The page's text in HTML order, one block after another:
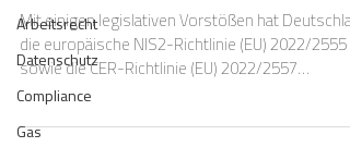
Arbeitsrecht
Datenschutz
Compliance
Gas
Mit einigen legislativen Vorstößen hat
die europäische NIS2-Richtlinie (EU) 2022/2555
sowie die CER-Richtlinie (EU) 2022/2557
umgesetzt und damit den regulatorischen
kritischer Anlagen grundlegend neu gestaltet.